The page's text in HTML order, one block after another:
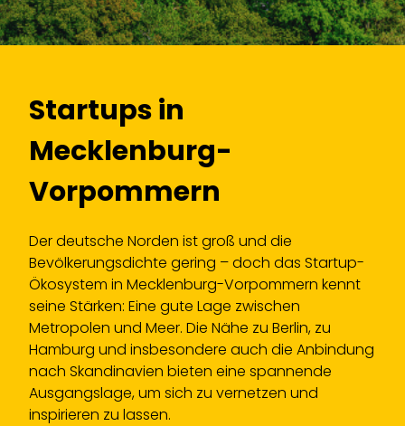
Startups in
Mecklenburg-
Vorpommern
Der deutsche Norden ist groß und die
Bevölkerungsdichte gering – doch das Startup-
Ökosystem in Mecklenburg-Vorpommern kennt
seine Stärken: Eine gute Lage zwischen
Metropolen und Meer. Die Nähe zu Berlin, zu
Hamburg und insbesondere auch die Anbindung
nach Skandinavien bieten eine spannende
Ausgangslage, um sich zu vernetzen und
inspirieren zu lassen.